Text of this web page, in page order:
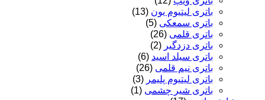
باتری لیتیوم یون (13)
باتری سمعکی (5)
باتری قلمی (26)
باتری دزدگیر (2)
باتری سیلد اسید (6)
باتری نیم قلمی (26)
باتری لیتیوم پلیمر (3)
باتری شیر چشمی (1)